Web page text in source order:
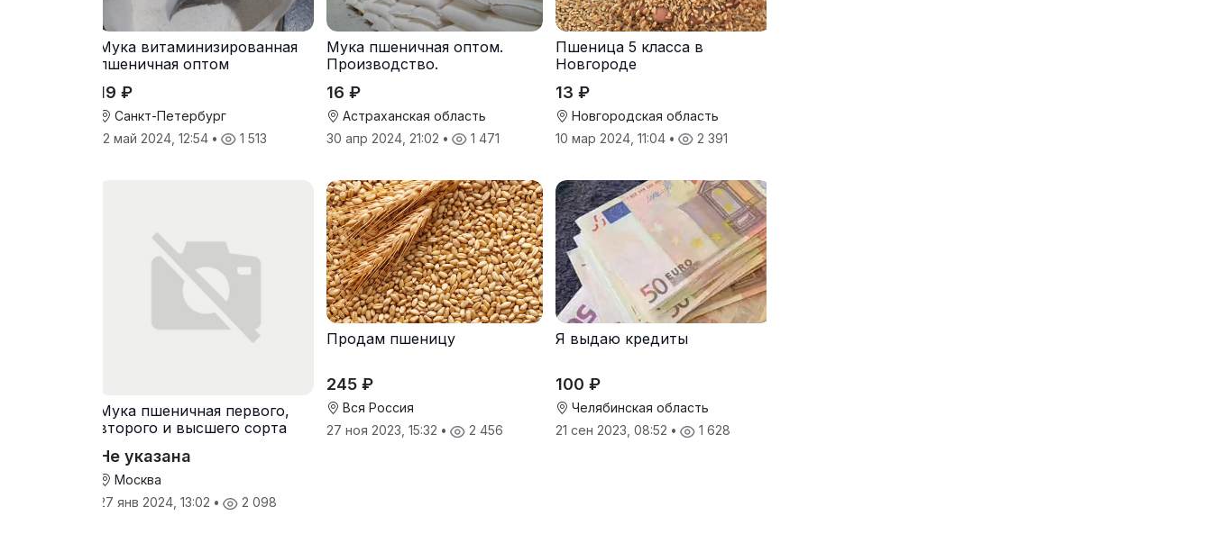
Мука витаминизированная
пшеничная оптом
19 ₽
Санкт-Петербург
12 май 2024, 12:54 • 1 513
Мука пшеничная оптом.
Производство.
16 ₽
Астраханская область
30 апр 2024, 21:02 • 1 471
Пшеница 5 класса в
Новгороде
13 ₽
Новгородская область
10 мар 2024, 11:04 • 2 391
Мука пшеничная первого,
второго и высшего сорта
Не указана
Москва
27 янв 2024, 13:02 • 2 098
Продам пшеницу
245 ₽
Вся Россия
27 ноя 2023, 15:32 • 2 456
Я выдаю кредиты
100 ₽
Челябинская область
21 сен 2023, 08:52 • 1 628